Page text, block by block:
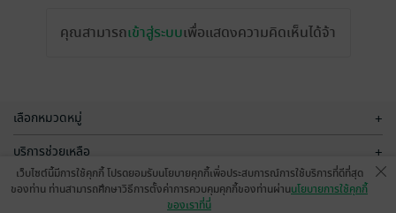
คุณสามารถเข้าสู่ระบบเพื่อแสดงความคิดเห็นได้จ้า
เลือกหมวดหมู่ +
บริการช่วยเหลือ +
เกี่ยวกับเรา
เว็บไซต์นี้มีการใช้คุกกี้ โปรดยอมรับนโยบายคุกกี้เพื่อประสบการณ์การใช้บริการที่ดีที่สุด
ของท่าน ท่านสามารถศึกษาวิธีการตั้งค่าการควบคุมคุกกี้ของท่านผ่านนโยบายการใช้คุกกี้
ของเราที่นี่